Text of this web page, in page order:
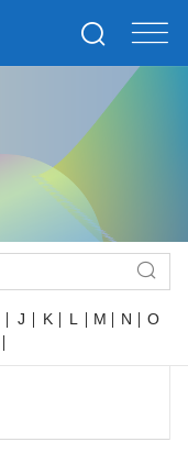
J K L M N
O